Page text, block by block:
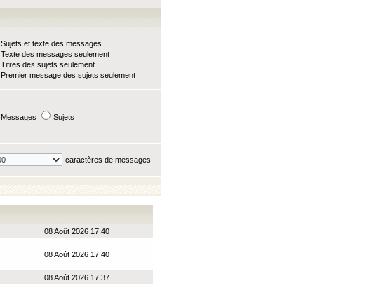
Sujets et texte des messages
Texte des messages seulement
Titres des sujets seulement
Premier message des sujets seulement
Messages Sujets
caractères de messages
08 Août 2026 17:40
08 Août 2026 17:40
08 Août 2026 17:37